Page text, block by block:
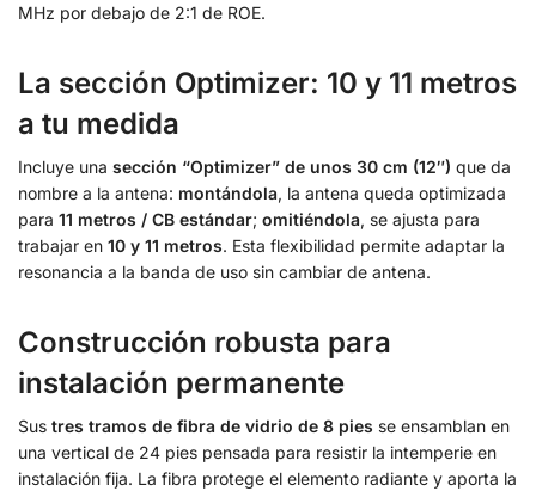
MHz por debajo de 2:1 de ROE.
La sección Optimizer: 10 y 11 metros
a tu medida
Incluye una sección “Optimizer” de unos 30 cm (12″) que da
nombre a la antena: montándola, la antena queda optimizada
para 11 metros / CB estándar; omitiéndola, se ajusta para
trabajar en 10 y 11 metros. Esta flexibilidad permite adaptar la
resonancia a la banda de uso sin cambiar de antena.
Construcción robusta para
instalación permanente
Sus tres tramos de fibra de vidrio de 8 pies se ensamblan en
una vertical de 24 pies pensada para resistir la intemperie en
instalación fija. La fibra protege el elemento radiante y aporta la